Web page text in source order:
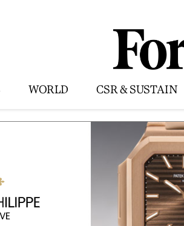
WORLD CSR & SUSTAIN